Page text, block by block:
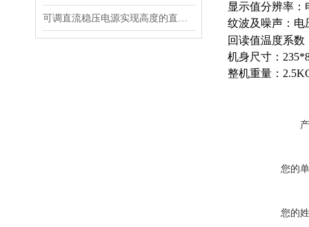
显示值分辨率：
纹波及噪声：电
回读值温度系数
机身尺寸：
整机重量：
您的
您的